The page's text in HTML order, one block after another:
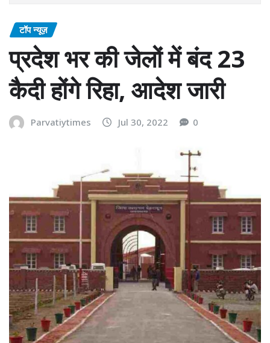
टॉप न्यूज़
प्रदेश भर की जेलों में बंद 23
कैदी होंगे रिहा, आदेश जारी
Parvatiytimes Jul 30, 2022 0